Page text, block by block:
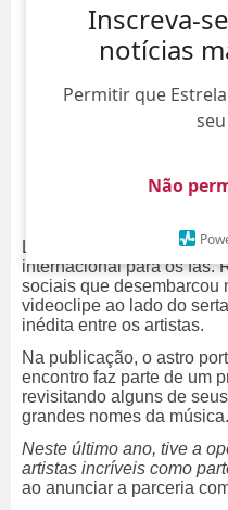
Inscreva-
notícias
Permitir que
Não
Luan Santana está
internacional para os fãs.
sociais que desembarcou
videoclipe ao lado do
inédita entre os artistas.
Na publicação, o astro
encontro faz parte de um
revisitando alguns de
grandes nomes da música.
Neste último ano, tive a
artistas incríveis como
ao anunciar a parceria